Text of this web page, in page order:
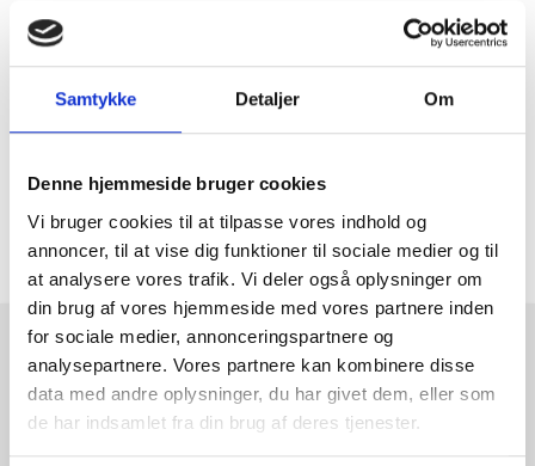
Samtykke Detaljer Om
Denne hjemmeside bruger cookies
Vi bruger cookies til at tilpasse vores indhold og
annoncer, til at vise dig funktioner til sociale medier og til
at analysere vores trafik. Vi deler også oplysninger om
din brug af vores hjemmeside med vores partnere inden
for sociale medier, annonceringspartnere og
analysepartnere. Vores partnere kan kombinere disse
data med andre oplysninger, du har givet dem, eller som
de har indsamlet fra din brug af deres tjenester.
ANMELDT TIL 5/5★ 1-3 DAGES LEVERING FRI FRAGT 499,- INFO
MERE INFORMATION
ANMELDELSER
RAMMESHOPPEN.DK
Rammeshoppen ApS